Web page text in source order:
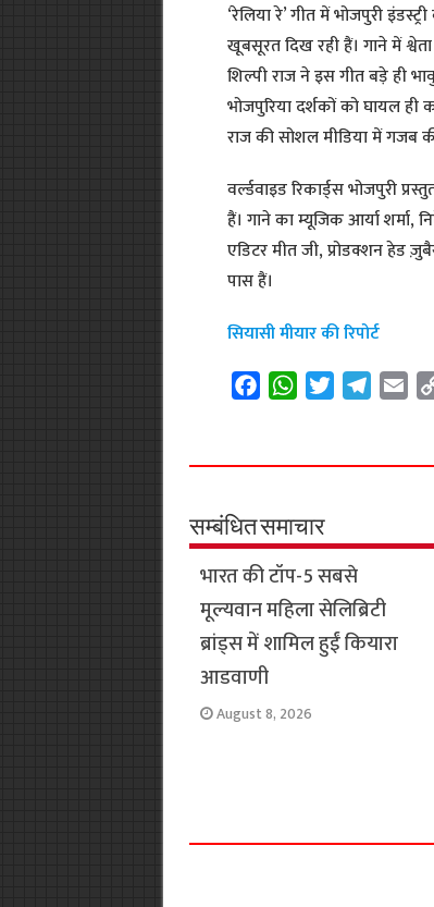
‘रेलिया रे’ गीत में भोजपुरी
खूबसूरत दिख रही हैं। गाने में
शिल्पी राज ने इस गीत बड़े ही
भोजपुरिया दर्शकों को घायल
राज की सोशल मीडिया में गजब
वर्ल्डवाइड रिकार्ड्स भोजपुरी
हैं। गाने का म्यूजिक आर्या शर्मा,
एडिटर मीत जी, प्रोडक्शन हेड
पास हैं।
सियासी मीयार की रिपोर्ट
e
o
o
k
W
t
A
p
p
t
r
e
a
i
सम्बंधित समाचार
भारत की टॉप-5 सबसे
मूल्यवान महिला सेलिब्रिटी
ब्रांड्स में शामिल हुईं कियारा
आडवाणी
August 8, 2026